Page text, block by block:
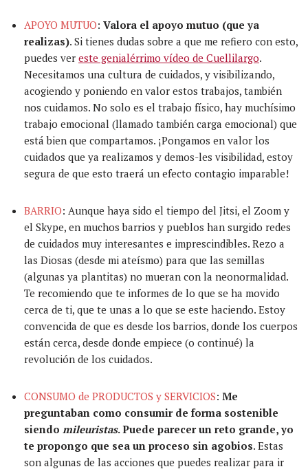
APOYO MUTUO: Valora el apoyo mutuo (que ya
realizas). Si tienes dudas sobre a que me refiero con esto,
puedes ver este genialérrimo vídeo de Cuellilargo.
Necesitamos una cultura de cuidados, y visibilizando,
acogiendo y poniendo en valor estos trabajos, también
nos cuidamos. No solo es el trabajo físico, hay muchísimo
trabajo emocional (llamado también carga emocional) que
está bien que compartamos. ¡Pongamos en valor los
cuidados que ya realizamos y demos-les visibilidad, estoy
segura de que esto traerá un efecto contagio imparable!
BARRIO: Aunque haya sido el tiempo del Jitsi, el Zoom y
el Skype, en muchos barrios y pueblos han surgido redes
de cuidados muy interesantes e imprescindibles. Rezo a
las Diosas (desde mi ateísmo) para que las semillas
(algunas ya plantitas) no mueran con la neonormalidad.
Te recomiendo que te informes de lo que se ha movido
cerca de ti, que te unas a lo que se este haciendo. Estoy
convencida de que es desde los barrios, donde los cuerpos
están cerca, desde donde empiece (o continué) la
revolución de los cuidados.
CONSUMO de PRODUCTOS y SERVICIOS: Me
preguntaban como consumir de forma sostenible
siendo mileuristas. Puede parecer un reto grande, yo
te propongo que sea un proceso sin agobios. Estas
son algunas de las acciones que puedes realizar para ir